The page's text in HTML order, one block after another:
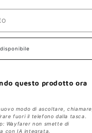
questo prodotto ora
modo di ascoltare, chiamare,
fuori il telefono dalla tasca.
Wayfarer non smette di
con IA integrata.